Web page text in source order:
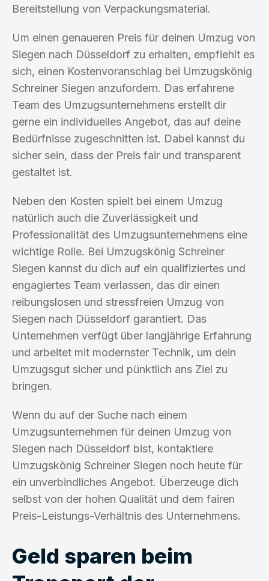
Bereitstellung von Verpackungsmaterial.
Um einen genaueren Preis für deinen Umzug von
Siegen nach Düsseldorf zu erhalten, empfiehlt es
sich, einen Kostenvoranschlag bei Umzugskönig
Schreiner Siegen anzufordern. Das erfahrene
Team des Umzugsunternehmens erstellt dir
gerne ein individuelles Angebot, das auf deine
Bedürfnisse zugeschnitten ist. Dabei kannst du
sicher sein, dass der Preis fair und transparent
gestaltet ist.
Neben den Kosten spielt bei einem Umzug
natürlich auch die Zuverlässigkeit und
Professionalität des Umzugsunternehmens eine
wichtige Rolle. Bei Umzugskönig Schreiner
Siegen kannst du dich auf ein qualifiziertes und
engagiertes Team verlassen, das dir einen
reibungslosen und stressfreien Umzug von
Siegen nach Düsseldorf garantiert. Das
Unternehmen verfügt über langjährige Erfahrung
und arbeitet mit modernster Technik, um dein
Umzugsgut sicher und pünktlich ans Ziel zu
bringen.
Wenn du auf der Suche nach einem
Umzugsunternehmen für deinen Umzug von
Siegen nach Düsseldorf bist, kontaktiere
Umzugskönig Schreiner Siegen noch heute für
ein unverbindliches Angebot. Überzeuge dich
selbst von der hohen Qualität und dem fairen
Preis-Leistungs-Verhältnis des Unternehmens.
Geld sparen beim